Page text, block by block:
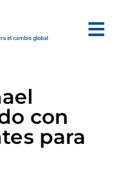
con
para